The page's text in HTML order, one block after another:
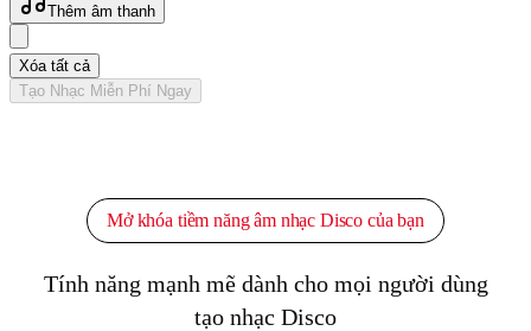
Thêm âm thanh
Xóa tất cả
Tạo Nhạc Miễn Phí Ngay
Mở khóa tiềm năng âm nhạc Disco của bạn
Tính năng mạnh mẽ dành cho mọi người dùng
tạo nhạc Disco